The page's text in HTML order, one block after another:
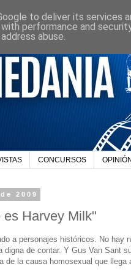
CONCURSOS OPINIÓN
2009
Harvey Milk"
a personajes históricos. No hay
digna de contar. Y Gus Van Sant
de la causa homosexual que llega
to deliver its services
performance and
abuse.